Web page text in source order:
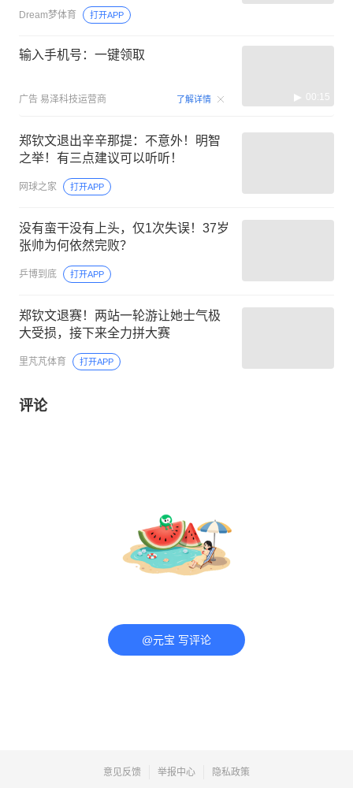
Dream梦体育 打开APP
输入手机号：一键领取
广告 易泽科技运营商 了解详情 00:15
郑钦文退出辛辛那提：不意外！明智
之举！有三点建议可以听听！
网球之家 打开APP
没有蛮干没有上头，仅1次失误！37岁
张帅为何依然完败？
乒博到底 打开APP
郑钦文退赛！两站一轮游让她士气极
大受损，接下来全力拼大赛
里芃芃体育 打开APP
评论
@元宝 写评论
意见反馈 举报中心 隐私政策